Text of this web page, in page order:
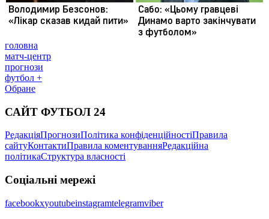
головна
матч-центр
прогнози
футбол +
Обране
САЙТ ФУТБОЛ 24
РедакціяПрогнозиПолітика конфіденційностіПравила
сайтуКонтактиПравила коментуванняРедакційна
політикаСтруктура власності
Соціальні мережі
facebookxyoutubeinstagramtelegramviber